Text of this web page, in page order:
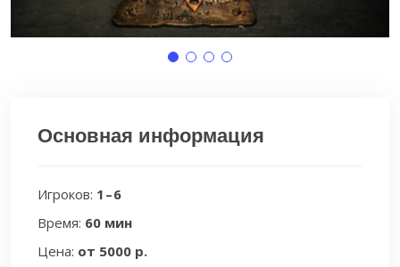
Основная информация
Игроков: 1 – 6
Время: 60 мин
Цена: от 5000 р.